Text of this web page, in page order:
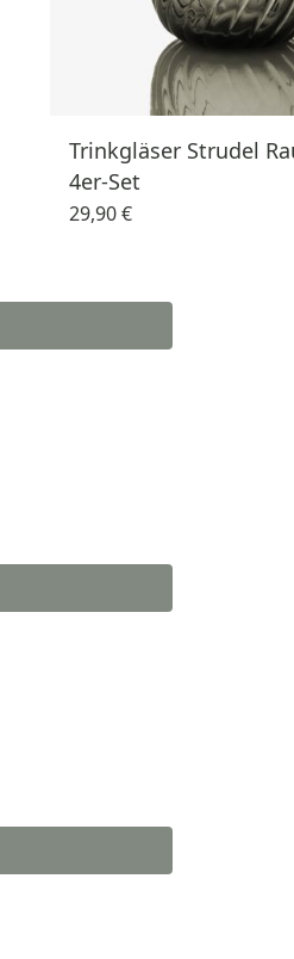
Trinkgläser Strudel
4er-Set
29,90 €